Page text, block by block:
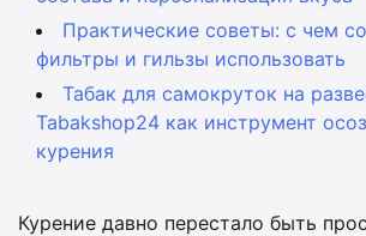
Практические советы: с чем
фильтры и гильзы использовать
Табак для самокруток на
Tabakshop24 как инструмент
курения
Курение давно перестало быть